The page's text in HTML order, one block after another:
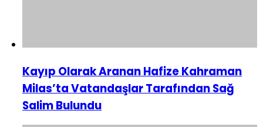
Kayıp Olarak Aranan Hafize Kahraman
Milas’ta Vatandaşlar Tarafından Sağ
Salim Bulundu